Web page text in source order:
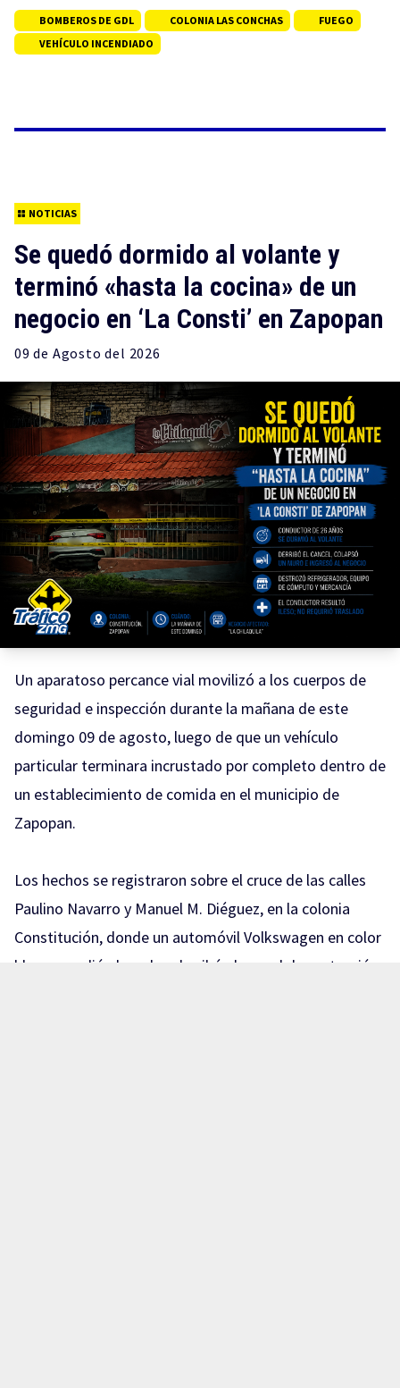
BOMBEROS DE GDL COLONIA LAS CONCHAS
FUEGO
VEHÍCULO INCENDIADO
NOTICIAS
Se quedó dormido al volante y
terminó «hasta la cocina» de un
negocio en ‘La Consti’ en Zapopan
09 de Agosto del 2026
Un aparatoso percance vial movilizó a los cuerpos de
seguridad e inspección durante la mañana de este
domingo 09 de agosto, luego de que un vehículo
particular terminara incrustado por completo dentro de
un establecimiento de comida en el municipio de
Zapopan.
Los hechos se registraron sobre el cruce de las calles
Paulino Navarro y Manuel M. Diéguez, en la colonia
Constitución, donde un automóvil Volkswagen en color
blanco perdió el rumbo, derribó el cancel de protección